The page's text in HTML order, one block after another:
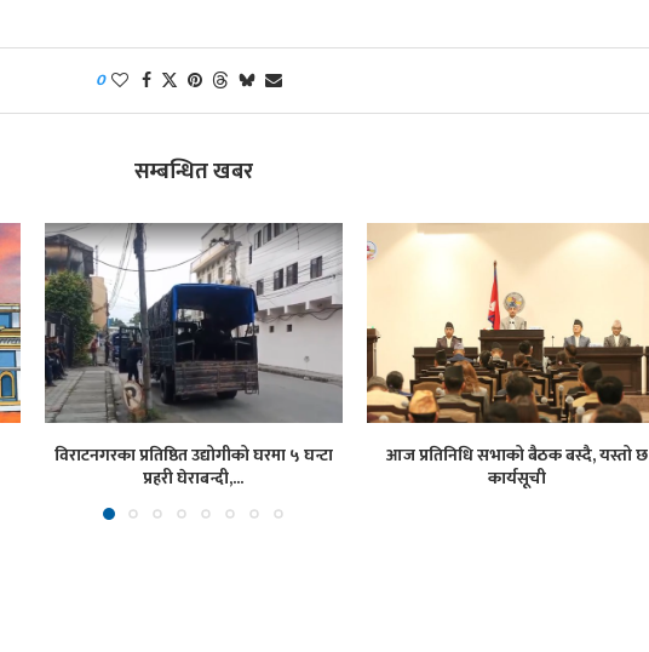
0
सम्बन्धित खबर
विराटनगरका प्रतिष्ठित उद्योगीको घरमा ५ घन्टा
प्रहरी घेराबन्दी,...
आज प्रतिनिधि सभाको बैठक बस्दै, यस्तो छ
कार्यसूची